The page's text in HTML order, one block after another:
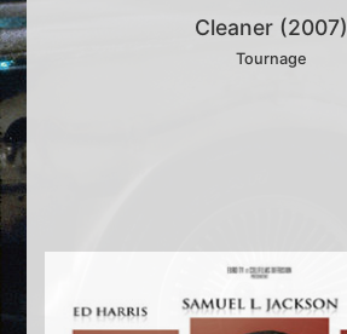
Cleaner (2007)
Tournage